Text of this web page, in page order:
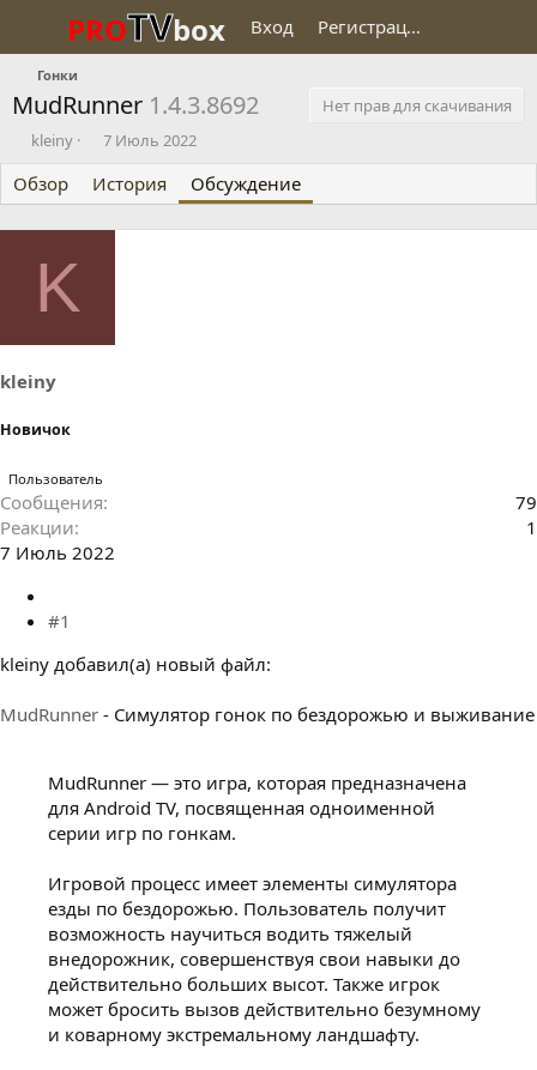
PROTVbox Вход Регистрация
Гонки
MudRunner 1.4.3.8692
Нет прав для скачивания
А
т
о
р
ы
kleiny
Д
т
а
н
7 Июль 2022
Обзор История Обсуждение
K
kleiny
Новичок
Пользователь
Сообщения
79
Реакции
1
7 Июль 2022
#1
kleiny добавил(а) новый файл:
MudRunner - Симулятор гонок по бездорожью и выживание
MudRunner — это игра, которая предназначена
для Android TV, посвященная одноименной
серии игр по гонкам.
Игровой процесс имеет элементы симулятора
езды по бездорожью. Пользователь получит
возможность научиться водить тяжелый
внедорожник, совершенствуя свои навыки до
действительно больших высот. Также игрок
может бросить вызов действительно безумному
и коварному экстремальному ландшафту.